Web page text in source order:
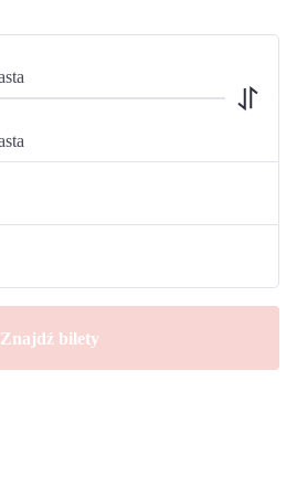
Znajdź bilety